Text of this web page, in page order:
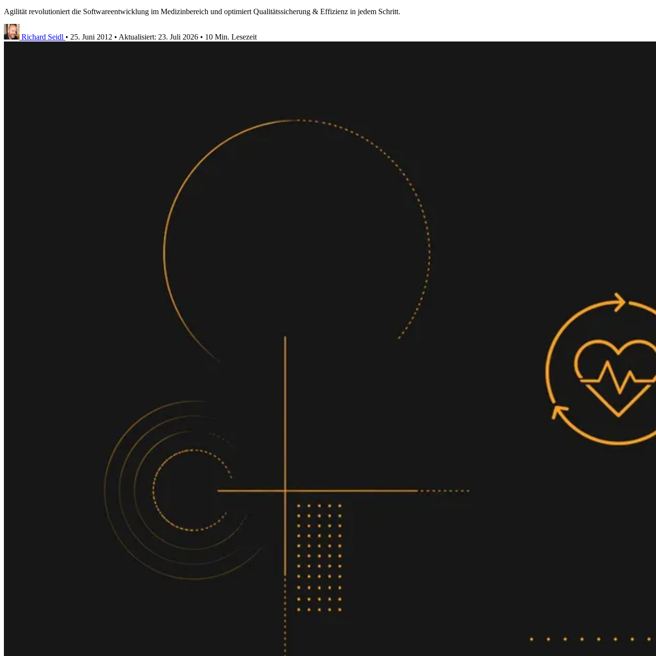
Agilität revolutioniert die Softwareentwicklung im Medizinbereich und optimiert Qualitätssicherung & Effizienz in jedem Schritt.
Richard Seidl • 25. Juni 2012 • Aktualisiert: 23. Juli 2026 • 10 Min. Lesezeit